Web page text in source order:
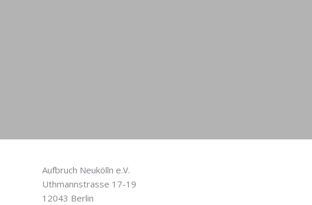
Aufbruch Neukölln e.V.
Uthmannstrasse 17-19
12043 Berlin